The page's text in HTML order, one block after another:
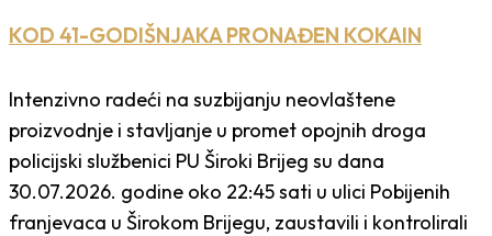
KOD 41-GODIŠNJAKA PRONAĐEN KOKAIN
Intenzivno radeći na suzbijanju neovlaštene
proizvodnje i stavljanje u promet opojnih droga
policijski službenici PU Široki Brijeg su dana
30.07.2026. godine oko 22:45 sati u ulici Pobijenih
franjevaca u Širokom Brijegu, zaustavili i kontrolirali